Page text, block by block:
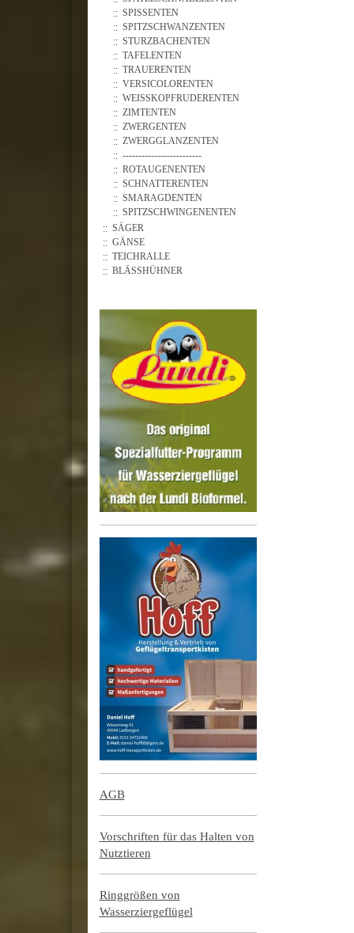
SPISSENTEN
SPITZSCHWANZENTEN
STURZBACHENTEN
TAFELENTEN
TRAUERENTEN
VERSICOLORENTEN
WEISSKOPFRUDERENTEN
ZIMTENTEN
ZWERGENTEN
ZWERGGLANZENTEN
-------------------------
ROTAUGENENTEN
SCHNATTERENTEN
SMARAGDENTEN
SPITZSCHWINGENENTEN
SÄGER
GÄNSE
TEICHRALLE
BLÄSSHÜHNER
AGB
Vorschriften für das Halten von
Nutztieren
Ringgrößen von
Wasserziergeflügel